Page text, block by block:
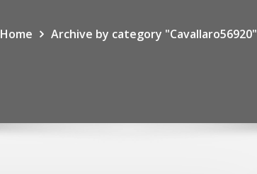
Home Archive by category "Cavallaro56920"